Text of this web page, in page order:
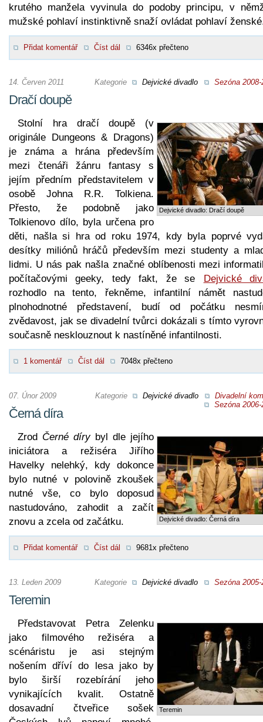
krutého manžela vyvinula do podoby principu, v
mužské pohlaví instinktivně snaží ovládat pohlaví
Přidat komentář Číst dál 6346x přečteno
Kategorie Dejvické divadlo Sezóna 2008-
14. Červen 2011
Dračí doupě
Dejvické divadlo: Dračí doupě
Stolní hra dračí doupě (v
originále Dungeons & Dragons)
je známa a hrána především
mezi čtenáři žánru fantasy s
jejím předním představitelem v
osobě Johna R.R. Tolkiena.
Přesto, že podobně jako
Tolkienovo dílo, byla určena pro
děti, našla si hra od roku 1974, kdy byla poprvé
desítky miliónů hráčů především mezi studenty a
lidmi. U nás pak našla značné oblíbenosti mezi
počítačovými geeky, tedy fakt, že se
Dejvické
rozhodlo na tento, řekněme, infantilní námět
plnohodnotné představení, budí od počátku
zvědavost, jak se divadelní tvůrci dokázali s tímto
současně nesklouznout k nastíněné infantilnosti.
1 komentář Číst dál 7048x přečteno
Kategorie Dejvické divadlo
Divadelní
Sezóna 2006-
07. Únor 2009
Černá díra
Dejvické divadlo: Černá díra
Zrod Černé dírybyl dle jejího
iniciátora a režiséra Jiřího
Havelky nelehký, kdy dokonce
bylo nutné v polovině zkoušek
nutné vše, co bylo doposud
nastudováno, zahodit a začít
znovu a zcela od začátku.
Přidat komentář Číst dál 9681x přečteno
Kategorie Dejvické divadlo Sezóna 2005-
13. Leden 2009
Teremin
Teremin
Představovat Petra Zelenku
jako filmového režiséra a
scénáristu je asi stejným
nošením dříví do lesa jako by
bylo širší rozebírání jeho
vynikajících kvalit. Ostatně
dosavadní čtveřice sošek